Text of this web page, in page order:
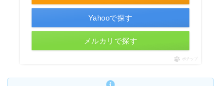
Yahooで探す
メルカリで探す
ポチップ